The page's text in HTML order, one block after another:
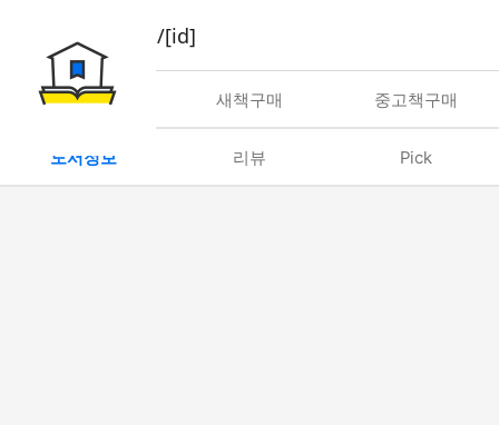
book/rent/[id]
대여 새책구매 중고책구매
도서정보 리뷰 Pick